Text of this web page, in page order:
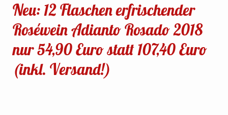
Neu: 12 Flaschen erfrischender
Roséwein Adianto Rosado 2018
nur 54,90 Euro statt 107,40 Euro
(inkl. Versand!)